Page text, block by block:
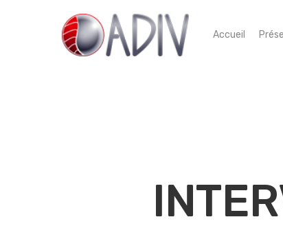
Accueil